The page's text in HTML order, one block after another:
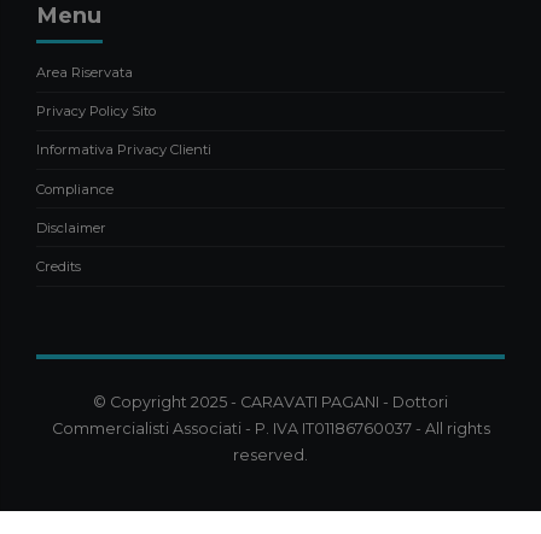
Menu
Area Riservata
Privacy Policy Sito
Informativa Privacy Clienti
Compliance
Disclaimer
Credits
© Copyright 2025 - CARAVATI PAGANI - Dottori
Commercialisti Associati - P. IVA IT01186760037 - All rights
reserved.